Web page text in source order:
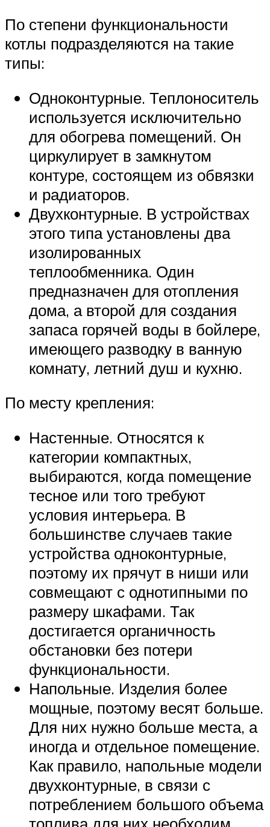
По степени функциональности
котлы подразделяются на такие
типы:
Одноконтурные. Теплоноситель
используется исключительно
для обогрева помещений. Он
циркулирует в замкнутом
контуре, состоящем из обвязки
и радиаторов.
Двухконтурные. В устройствах
этого типа установлены два
изолированных
теплообменника. Один
предназначен для отопления
дома, а второй для создания
запаса горячей воды в бойлере,
имеющего разводку в ванную
комнату, летний душ и кухню.
По месту крепления:
Настенные. Относятся к
категории компактных,
выбираются, когда помещение
тесное или того требуют
условия интерьера. В
большинстве случаев такие
устройства одноконтурные,
поэтому их прячут в ниши или
совмещают с однотипными по
размеру шкафами. Так
достигается органичность
обстановки без потери
функциональности.
Напольные. Изделия более
мощные, поэтому весят больше.
Для них нужно больше места, а
иногда и отдельное помещение.
Как правило, напольные модели
двухконтурные, в связи с
потреблением большого объема